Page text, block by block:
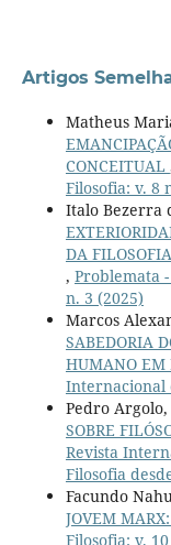
Artigos
Matheus
CONCEITUAL
Filosofia: v. 8
Italo Bezerra
DA
, Problemata
n. 3 (2025)
Marcos
SABEDORIA
HUMANO EM
Internacional
Pedro Argolo,
SOBRE
Revista
Filosofia
Facundo
JOVEM MARX:
Filosofia: v.